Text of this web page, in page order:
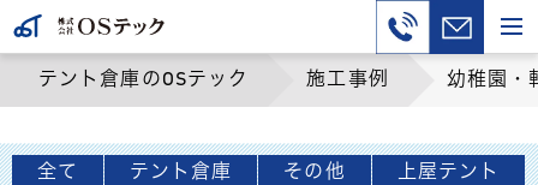
テント倉庫のOSテック 施工事例 幼稚園・
全て テント倉庫 その他 上屋テント